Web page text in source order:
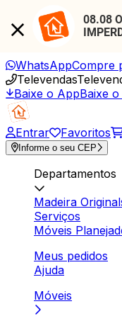
08.08
WhatsAppCompre
Televendas
Baixe o AppBaixe
Entrar Favoritos
Informe o seu CEP
Departamentos
Madeira
Serviços
Móveis
Meus pedidos
Ajuda
Móveis